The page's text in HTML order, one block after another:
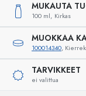
MUKAUTA
100 ml, Kirkas
MUOKKAA
100014340,
TARVIKKEET
ei valittua